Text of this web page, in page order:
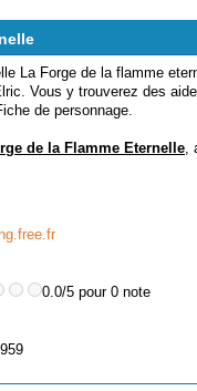
La Forge de la flamme
Vous y trouverez des
de personnage.
de la Flamme Eternelle,
0.0/5 pour 0 note